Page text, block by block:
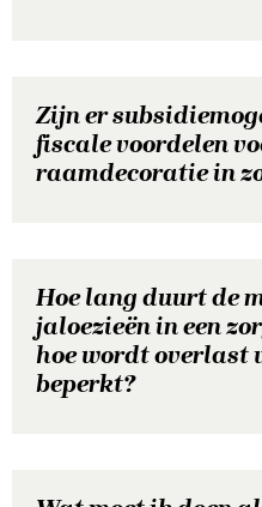
Zijn er
fiscale voordelen
raamdecoratie in
Hoe lang duurt de
jaloezieën in een
hoe wordt overlast
beperkt?